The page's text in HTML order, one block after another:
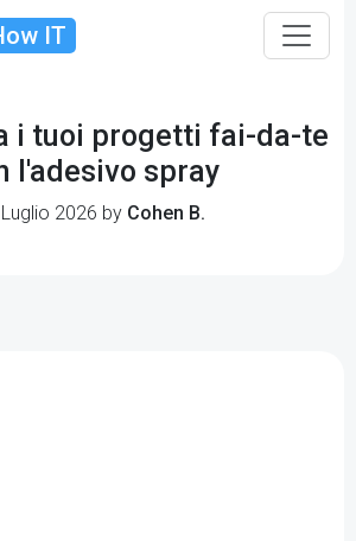
IT
i tuoi progetti fai-da-te
l'adesivo spray
2026 by Cohen B.